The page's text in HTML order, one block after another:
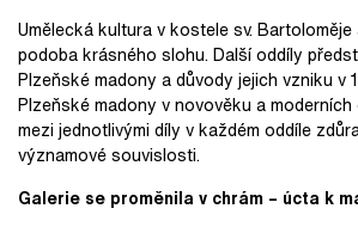
Umělecká kultura v kostele sv. Bartoloměje
podoba krásného slohu. Další oddíly
Plzeňské madony a důvody jejich vzniku v
Plzeňské madony v novověku a moderních
mezi jednotlivými díly v každém oddíle
významové souvislosti.
Galerie se proměnila v chrám – úcta k